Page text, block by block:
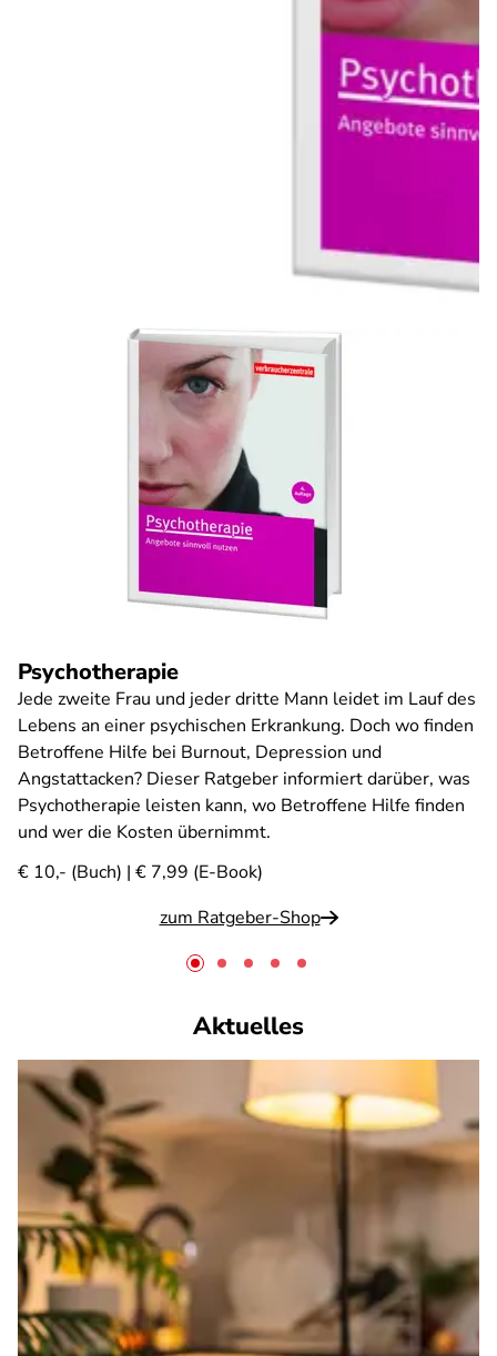
Psychotherapie
Jede zweite Frau und jeder dritte Mann leidet im Lauf des
Lebens an einer psychischen Erkrankung. Doch wo finden
Betroffene Hilfe bei Burnout, Depression und
Angstattacken? Dieser Ratgeber informiert darüber, was
Psychotherapie leisten kann, wo Betroffene Hilfe finden
und wer die Kosten übernimmt.
€ 10,- (Buch) | € 7,99 (E-Book)
zum Ratgeber-Shop
Aktuelles